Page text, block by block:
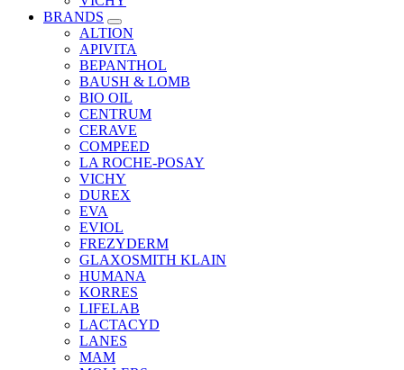
BRANDS
ALTION
APIVITA
BEPANTHOL
BAUSH & LOMB
BIO OIL
CENTRUM
CERAVE
COMPEED
LA ROCHE-POSAY
VICHY
DUREX
EVA
EVIOL
FREZYDERM
GLAXOSMITH KLAIN
HUMANA
KORRES
LIFELAB
LACTACYD
LANES
MAM